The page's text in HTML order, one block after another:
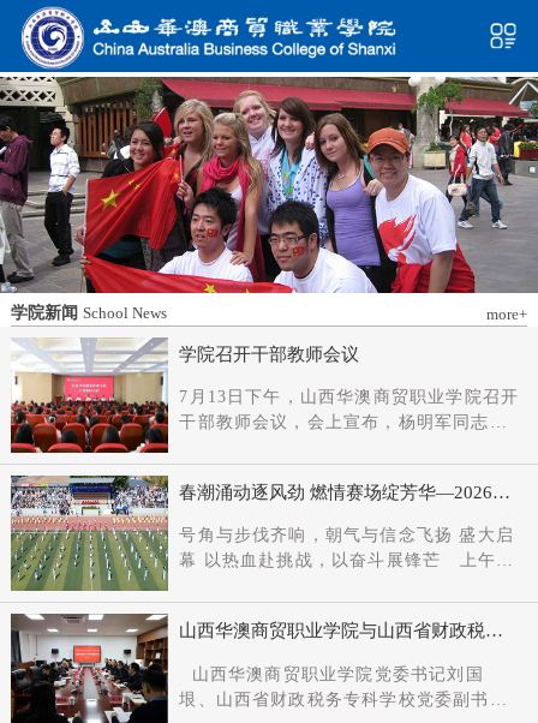
学院新闻 School News more+
学院召开干部教师会议
7月13日下午，山西华澳商贸职业学院召开
干部教师会议，会上宣布，杨明军同志任
记、督导专员职务。省委教育工委主持日
常工作的副书记（正厅长级），省教育厅
党组成员、副厅长王军出席会议并讲话。
新任党委书记杨明军同志、理事长刘耀国
分别作表态发言，刘国垠同志主持会议。
省委组织部干部六处、省委教育工委组织
领导班子成员、中层干部及教师代表参加
会议。
春潮涌动逐风劲 燃情赛场绽芳华—2026年
号角与步伐齐响，朝气与信念飞扬 盛大启
幕 以热血赴挑战，以奋斗展锋芒 上午9
扬，国旗护卫队整齐着装、身姿挺拔、精
神抖擞，护送五星红旗庄严入场，鲜红的
旗帜在春日暖阳下熠熠生辉，彰显着华澳
学子赤诚的家国情怀与昂扬的精神风貌。
山西华澳商贸职业学院与山西省财政税务
建和思想政治工作结对共建协议
山西华澳商贸职业学院党委书记刘国
垠、山西省财政税务专科学校党委副书记